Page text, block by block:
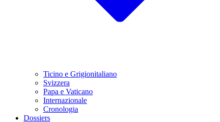
Ticino e Grigionitaliano
Svizzera
Papa e Vaticano
Internazionale
Cronologia
Dossiers